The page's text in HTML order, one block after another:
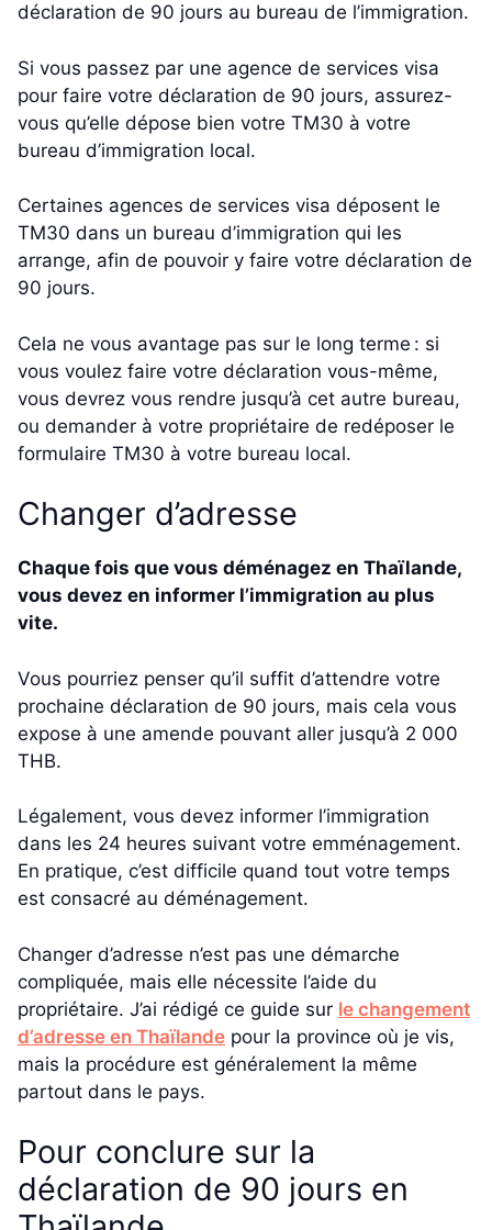
déclaration de 90 jours au bureau de l’immigration.
Si vous passez par une agence de services visa
pour faire votre déclaration de 90 jours, assurez-
vous qu’elle dépose bien votre TM30 à votre
bureau d’immigration local.
Certaines agences de services visa déposent le
TM30 dans un bureau d’immigration qui les
arrange, afin de pouvoir y faire votre déclaration de
90 jours.
Cela ne vous avantage pas sur le long terme : si
vous voulez faire votre déclaration vous-même,
vous devrez vous rendre jusqu’à cet autre bureau,
ou demander à votre propriétaire de redéposer le
formulaire TM30 à votre bureau local.
Changer d’adresse
Chaque fois que vous déménagez en Thaïlande,
vous devez en informer l’immigration au plus
vite.
Vous pourriez penser qu’il suffit d’attendre votre
prochaine déclaration de 90 jours, mais cela vous
expose à une amende pouvant aller jusqu’à 2 000
THB.
Légalement, vous devez informer l’immigration
dans les 24 heures suivant votre emménagement.
En pratique, c’est difficile quand tout votre temps
est consacré au déménagement.
Changer d’adresse n’est pas une démarche
compliquée, mais elle nécessite l’aide du
propriétaire. J’ai rédigé ce guide sur le changement
d’adresse en Thaïlande pour la province où je vis,
mais la procédure est généralement la même
partout dans le pays.
Pour conclure sur la
déclaration de 90 jours en